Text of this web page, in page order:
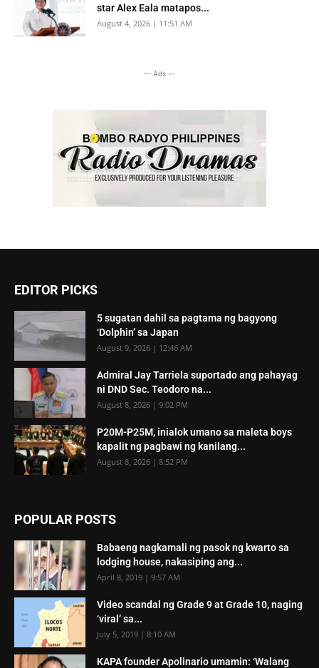
star Alex Eala matapos...
August 4, 2026 | 11:51 AM
-- Ads --
EDITOR PICKS
5 sugatan dahil sa pagtama ng bagyong
‘Dolphin’ sa Japan
August 9, 2026 | 12:46 AM
Admiral Jay Tarriela suportado ang pahayag
ni DND Sec. Teodoro na...
August 8, 2026 | 9:02 PM
P20M-P25M, inialok umano sa maleta boys
kapalit ng pagbawi ng kanilang...
August 8, 2026 | 8:52 PM
POPULAR POSTS
Babaeng nagkamali ng pasok ng kwarto sa
lodging house, nakasiping ang...
April 8, 2019 | 9:57 AM
Video scandal ng Grade 9 at Grade 10, naging
‘viral’ sa...
July 5, 2019 | 8:10 AM
KAPA founder Apolinario umamin: ‘Walang